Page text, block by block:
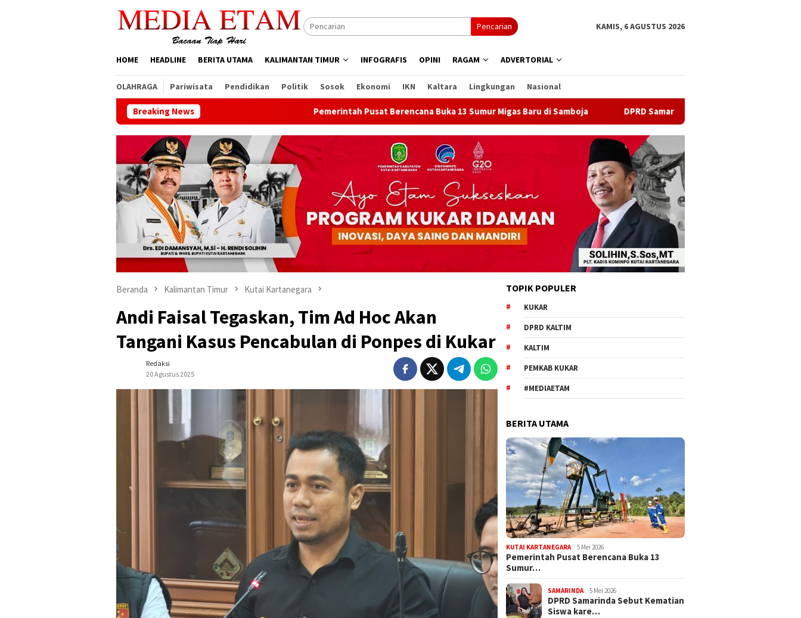
Pencarian KAMIS, 6 AGUSTUS 2026
HOME HEADLINE BERITA UTAMA KALIMANTAN TIMUR INFOGRAFIS OPINI RAGAM ADVERTORIAL
OLAHRAGA Pariwisata Pendidikan Politik Sosok Ekonomi IKN Kaltara Lingkungan Nasional
Breaking News Pemerintah Pusat Berencana Buka 13 Sumur Migas Baru di Samboja DPRD Samarinda Sebut Kematian Siswa karena Sepatu
Beranda Kalimantan Timur Kutai Kartanegara
Andi Faisal Tegaskan, Tim Ad Hoc Akan
Tangani Kasus Pencabulan di Ponpes di Kukar
Redaksi
20 Agustus 2025
TOPIK POPULER
KUKAR
DPRD KALTIM
KALTIM
PEMKAB KUKAR
#MEDIAETAM
BERITA UTAMA
KUTAI KARTANEGARA 5 Mei 2026
Pemerintah Pusat Berencana Buka 13
Sumur…
SAMARINDA 5 Mei 2026
DPRD Samarinda Sebut Kematian
Siswa kare…